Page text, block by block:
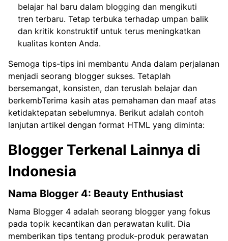
belajar hal baru dalam blogging dan mengikuti
tren terbaru. Tetap terbuka terhadap umpan balik
dan kritik konstruktif untuk terus meningkatkan
kualitas konten Anda.
Semoga tips-tips ini membantu Anda dalam perjalanan
menjadi seorang blogger sukses. Tetaplah
bersemangat, konsisten, dan teruslah belajar dan
berkembTerima kasih atas pemahaman dan maaf atas
ketidaktepatan sebelumnya. Berikut adalah contoh
lanjutan artikel dengan format HTML yang diminta:
Blogger Terkenal Lainnya di
Indonesia
Nama Blogger 4: Beauty Enthusiast
Nama Blogger 4 adalah seorang blogger yang fokus
pada topik kecantikan dan perawatan kulit. Dia
memberikan tips tentang produk-produk perawatan